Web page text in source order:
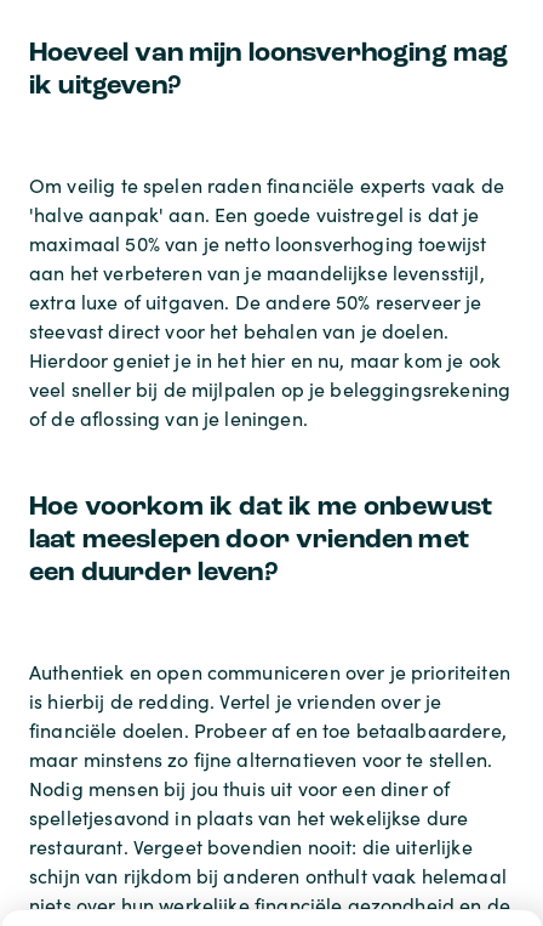
Hoeveel van mijn loonsverhoging mag
ik uitgeven?
Om veilig te spelen raden financiële experts vaak de
'halve aanpak' aan. Een goede vuistregel is dat je
maximaal 50% van je netto loonsverhoging toewijst
aan het verbeteren van je maandelijkse levensstijl,
extra luxe of uitgaven. De andere 50% reserveer je
steevast direct voor het behalen van je doelen.
Hierdoor geniet je in het hier en nu, maar kom je ook
veel sneller bij de mijlpalen op je beleggingsrekening
of de aflossing van je leningen.
Hoe voorkom ik dat ik me onbewust
laat meeslepen door vrienden met
een duurder leven?
Authentiek en open communiceren over je prioriteiten
is hierbij de redding. Vertel je vrienden over je
financiële doelen. Probeer af en toe betaalbaardere,
maar minstens zo fijne alternatieven voor te stellen.
Nodig mensen bij jou thuis uit voor een diner of
spelletjesavond in plaats van het wekelijkse dure
restaurant. Vergeet bovendien nooit: die uiterlijke
schijn van rijkdom bij anderen onthult vaak helemaal
niets over hun werkelijke financiële gezondheid en de